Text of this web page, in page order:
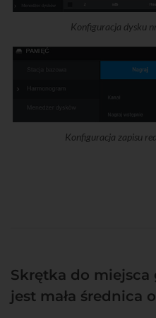
Konfiguracja dysku
Konfiguracja zapisu
Skrętka do
jest mała średnica